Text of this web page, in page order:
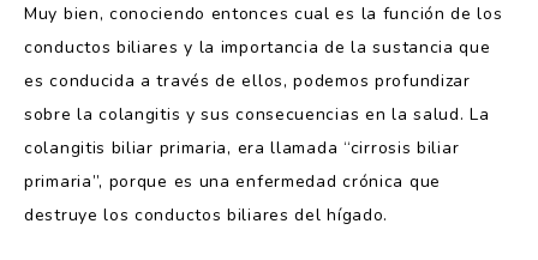
Muy bien, conociendo entonces cual es la función de los
conductos biliares y la importancia de la sustancia que
es conducida a través de ellos, podemos profundizar
sobre la colangitis y sus consecuencias en la salud. La
colangitis biliar primaria, era llamada “cirrosis biliar
primaria”, porque es una enfermedad crónica que
destruye los conductos biliares del hígado.